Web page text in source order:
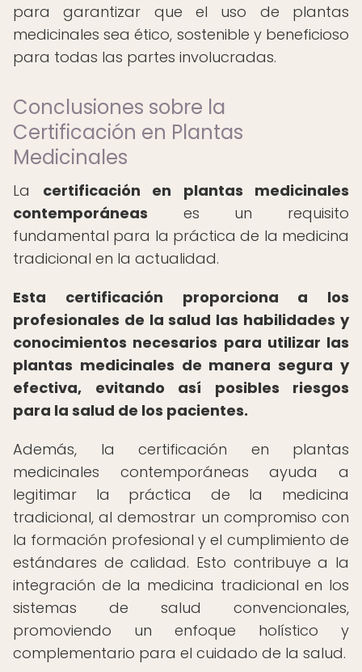
para garantizar que el uso de plantas
medicinales sea ético, sostenible y beneficioso
para todas las partes involucradas.
Conclusiones sobre la
Certificación en Plantas
Medicinales
La certificación en plantas medicinales
contemporáneas es un requisito
fundamental para la práctica de la medicina
tradicional en la actualidad.
Esta certificación proporciona a los
profesionales de la salud las habilidades y
conocimientos necesarios para utilizar las
plantas medicinales de manera segura y
efectiva, evitando así posibles riesgos
para la salud de los pacientes.
Además, la certificación en plantas
medicinales contemporáneas ayuda a
legitimar la práctica de la medicina
tradicional, al demostrar un compromiso con
la formación profesional y el cumplimiento de
estándares de calidad. Esto contribuye a la
integración de la medicina tradicional en los
sistemas de salud convencionales,
promoviendo un enfoque holístico y
complementario para el cuidado de la salud.